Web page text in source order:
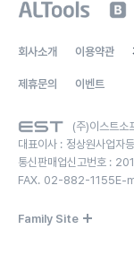
회사소개 이용약관
제휴문의 이벤트
(주)이스트소
대표이사 : 정상원사업자
통신판매업신고번호 :
FAX. 02-882-1155E-
Family Site